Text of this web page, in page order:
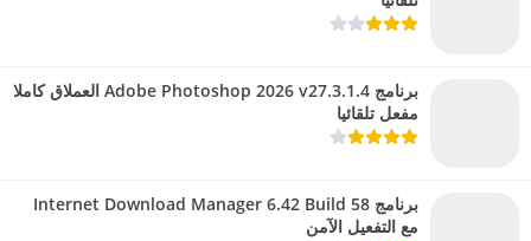
برنامج Adobe Photoshop 2026 v27.3.1.4 العملاق كاملا
مفعل تلقائيا
برنامج Internet Download Manager 6.42 Build 58
مع التفعيل الآمن